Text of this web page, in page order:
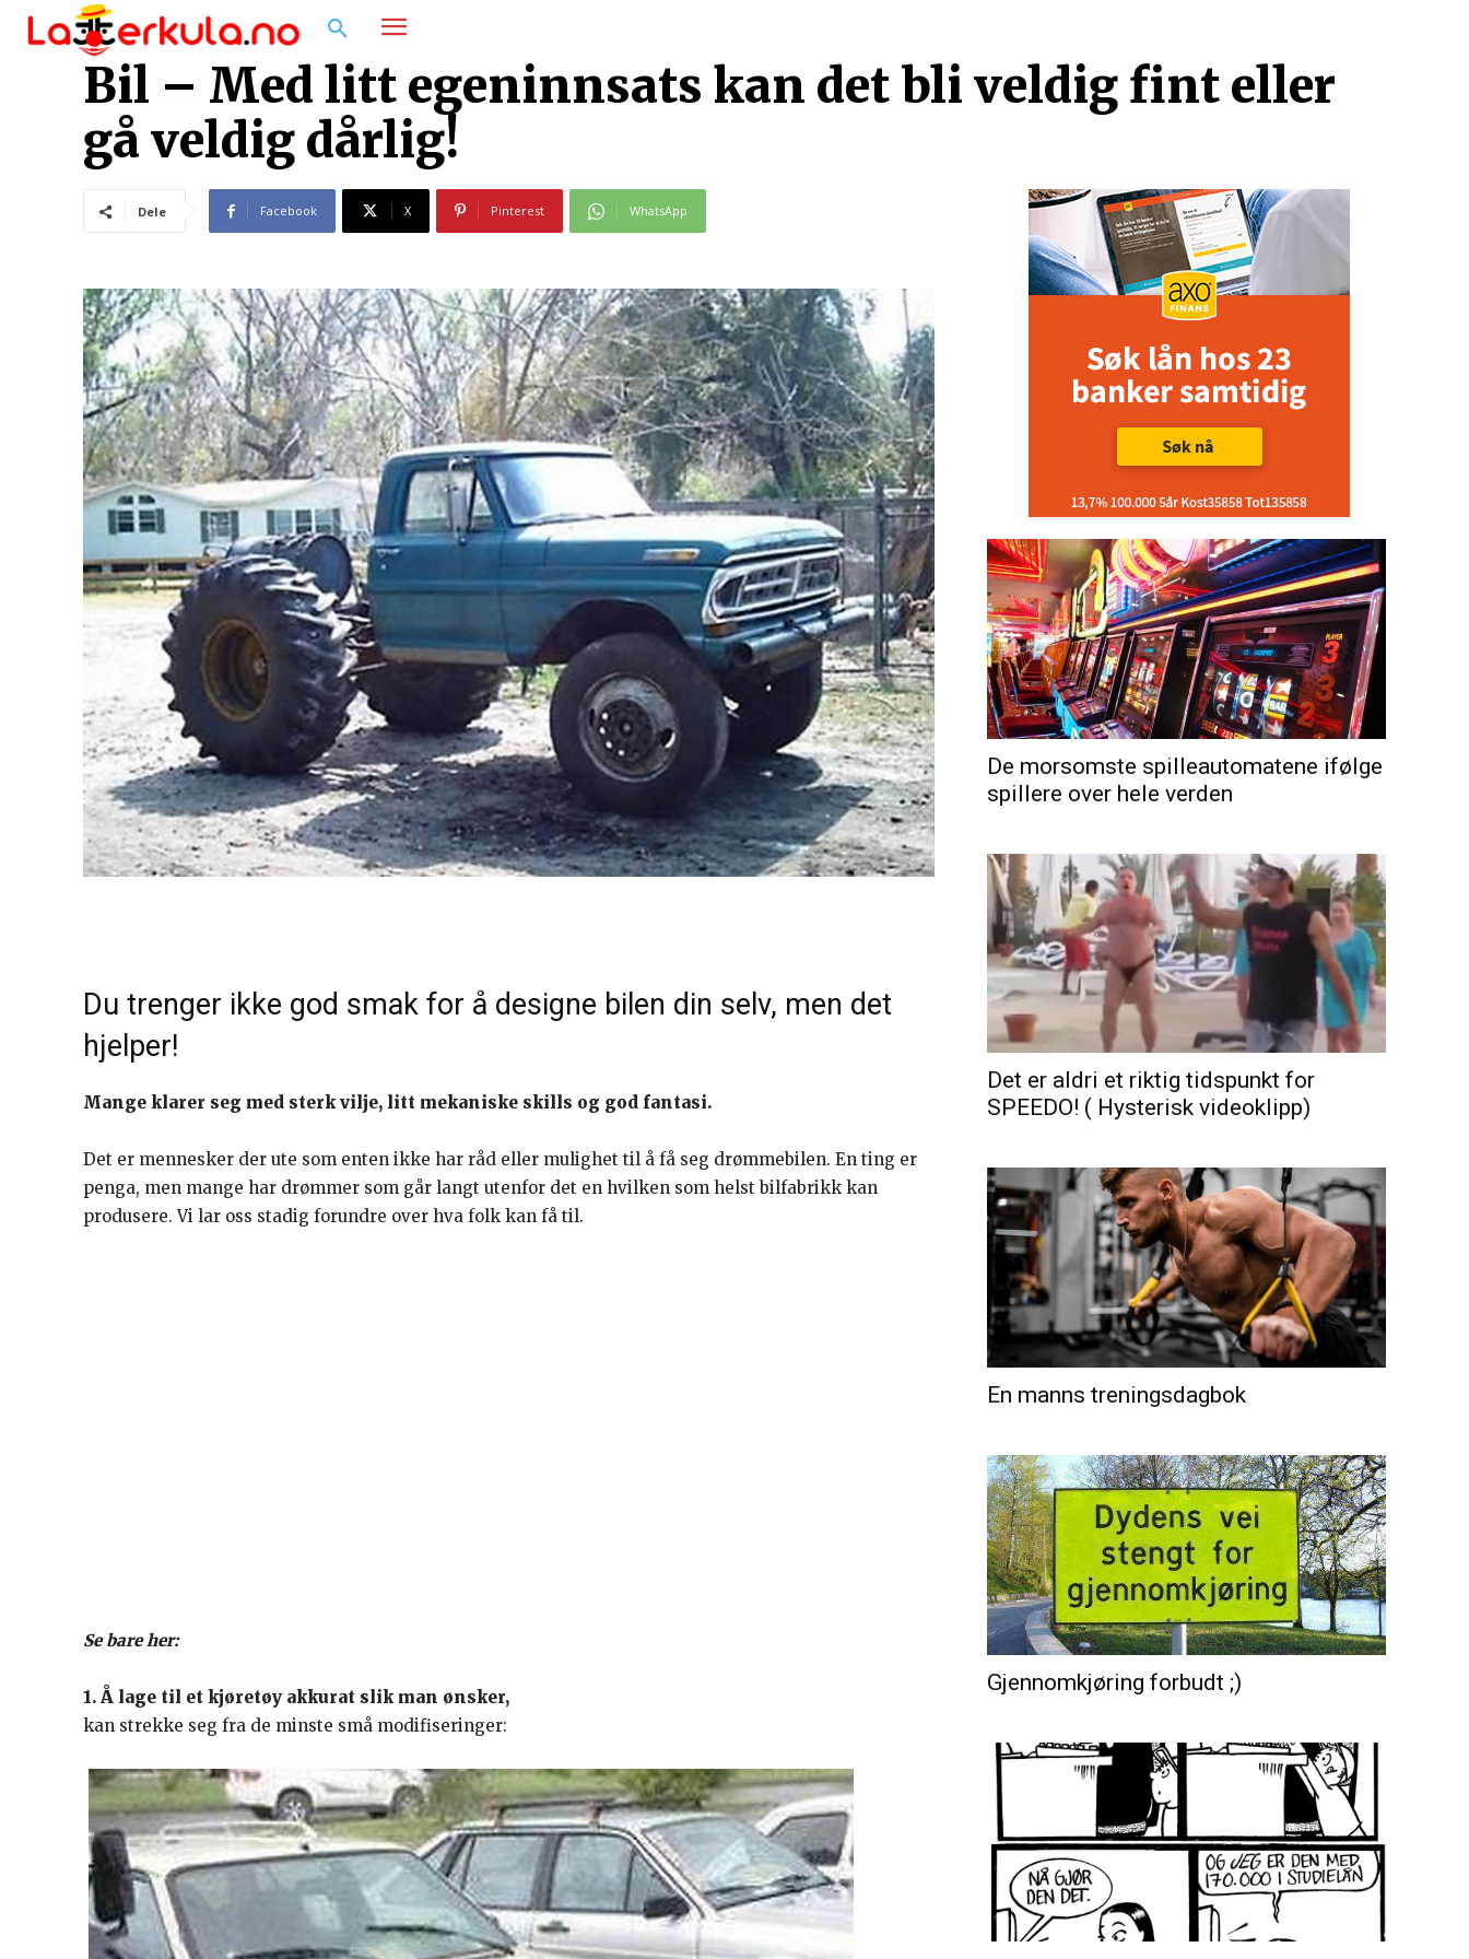
Bil – Med litt egeninnsats kan det bli veldig fint eller
gå veldig dårlig!
Dele Facebook X Pinterest WhatsApp
Du trenger ikke god smak for å designe bilen din selv, men det
hjelper!
Mange klarer seg med sterk vilje, litt mekaniske skills og god fantasi.
Det er mennesker der ute som enten ikke har råd eller mulighet til å få seg drømmebilen. En ting er
penga, men mange har drømmer som går langt utenfor det en hvilken som helst bilfabrikk kan
produsere. Vi lar oss stadig forundre over hva folk kan få til.
Se bare her:
1. Å lage til et kjøretøy akkurat slik man ønsker,
kan strekke seg fra de minste små modifiseringer:
De morsomste spilleautomatene ifølge
spillere over hele verden
Det er aldri et riktig tidspunkt for
SPEEDO! ( Hysterisk videoklipp)
En manns treningsdagbok
Gjennomkjøring forbudt ;)